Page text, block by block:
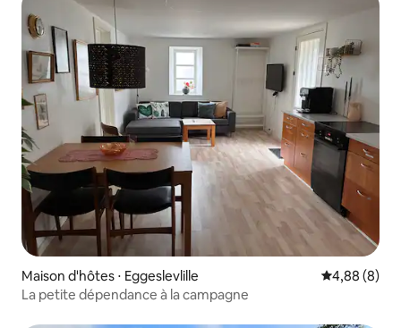
Maison d'hôtes ⋅ Eggeslevlille Évaluation
4,88 (8)
La petite dépendance à la campagne